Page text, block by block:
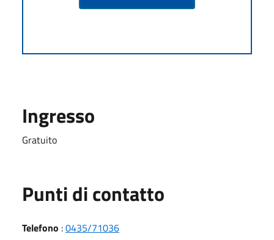
Ingresso
Gratuito
Punti di contatto
Telefono :0435/71036